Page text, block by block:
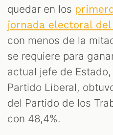
quedar en los
jornada electoral
con menos de la
se requiere para
actual jefe de
Partido Liberal,
del Partido de los
con 48,4%.